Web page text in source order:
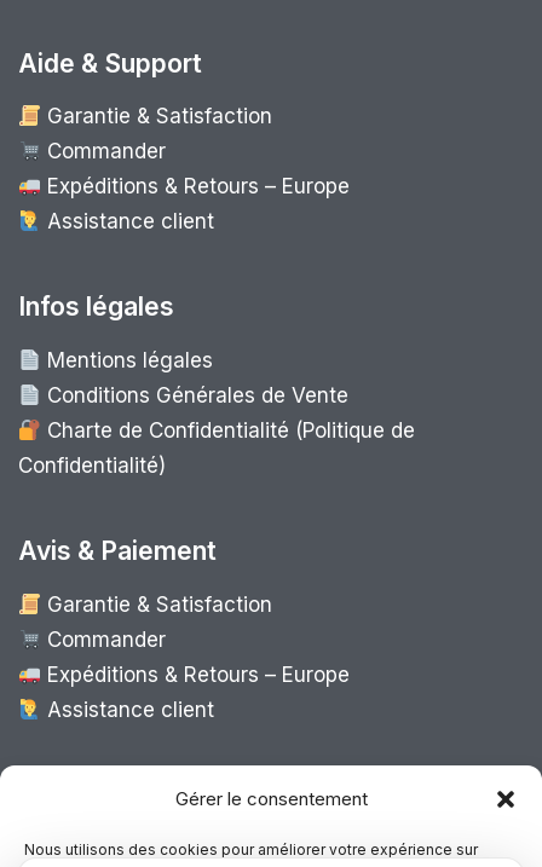
Gérer le consentement
Nous utilisons des cookies pour améliorer votre expérience sur
Aide & Support
Garantie & Satisfaction
Commander
Expéditions & Retours – Europe
Assistance client
Infos légales
Mentions légales
Conditions Générales de Vente
Charte de Confidentialité (Politique de
Confidentialité)
Avis & Paiement
Garantie & Satisfaction
Commander
Expéditions & Retours – Europe
Assistance client
Expédition Europe